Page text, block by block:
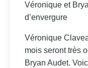
Véronique et
d’envergure
Véronique
mois seront très
Bryan Audet.